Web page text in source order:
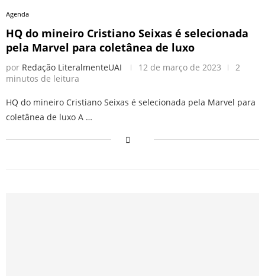
Agenda
HQ do mineiro Cristiano Seixas é selecionada
pela Marvel para coletânea de luxo
por Redação LiteralmenteUAI 12 de março de 2023
2
minutos de leitura
HQ do mineiro Cristiano Seixas é selecionada pela Marvel para
coletânea de luxo A …